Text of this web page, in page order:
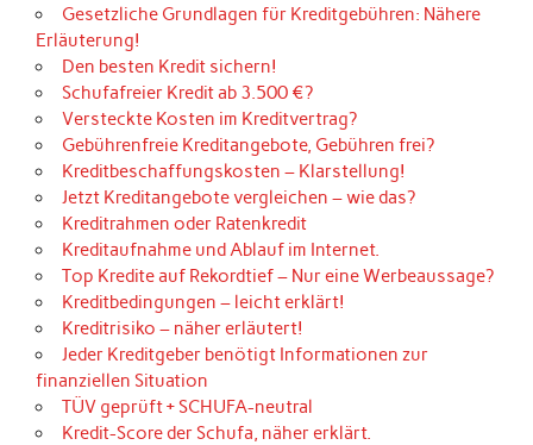
Gesetzliche Grundlagen für Kreditgebühren: Nähere
Erläuterung!
Den besten Kredit sichern!
Schufafreier Kredit ab 3.500 €?
Versteckte Kosten im Kreditvertrag?
Gebührenfreie Kreditangebote, Gebühren frei?
Kreditbeschaffungskosten – Klarstellung!
Jetzt Kreditangebote vergleichen – wie das?
Kreditrahmen oder Ratenkredit
Kreditaufnahme und Ablauf im Internet.
Top Kredite auf Rekordtief – Nur eine Werbeaussage?
Kreditbedingungen – leicht erklärt!
Kreditrisiko – näher erläutert!
Jeder Kreditgeber benötigt Informationen zur
finanziellen Situation
TÜV geprüft + SCHUFA-neutral
Kredit-Score der Schufa, näher erklärt.